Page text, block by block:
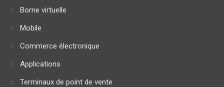
Borne virtuelle
Mobile
Commerce électronique
Applications
Terminaux de point de vente